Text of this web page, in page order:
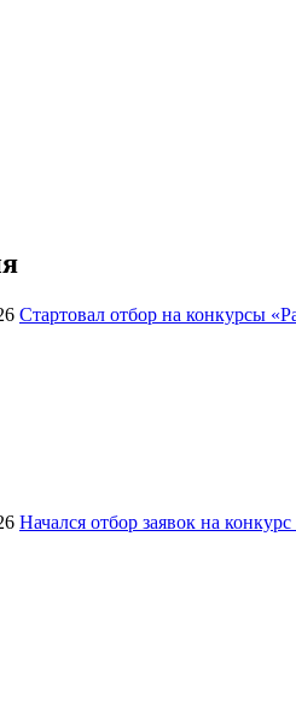
Стартовал отбор на конкурсы
Начался отбор заявок на